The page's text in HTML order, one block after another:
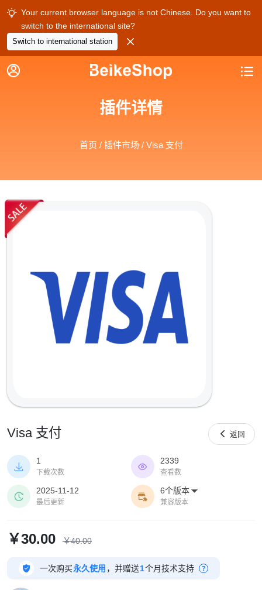
 Your current browser language is not Chinese. Do you want to
switch to the international site?
Switch to international station 
 
插件详情
首页 / 插件市场 / Visa 支付
Visa 支付  返回

1
下载次数

2339
查看数

2025-11-12
最后更新

6个版本 
兼容版本
￥30.00 ￥40.00
 一次购买永久使用 ，并赠送1个月技术支持 ?